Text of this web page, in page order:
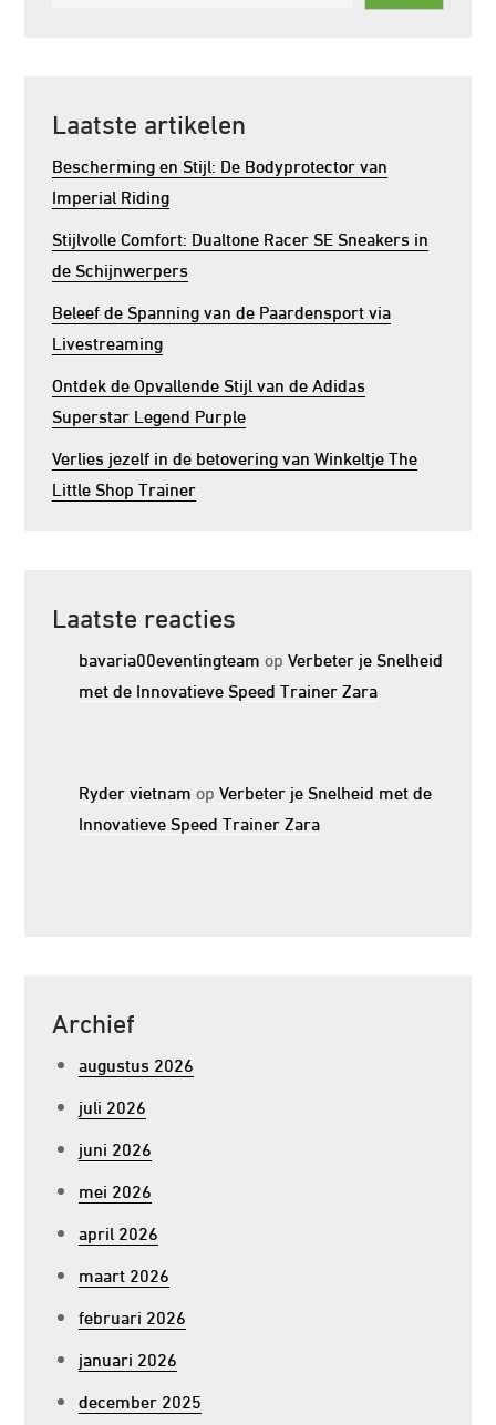
Laatste artikelen
Bescherming en Stijl: De Bodyprotector van
Imperial Riding
Stijlvolle Comfort: Dualtone Racer SE Sneakers in
de Schijnwerpers
Beleef de Spanning van de Paardensport via
Livestreaming
Ontdek de Opvallende Stijl van de Adidas
Superstar Legend Purple
Verlies jezelf in de betovering van Winkeltje The
Little Shop Trainer
Laatste reacties
bavaria00eventingteam opVerbeter je Snelheid
met de Innovatieve Speed Trainer Zara
Ryder vietnam opVerbeter je Snelheid met de
Innovatieve Speed Trainer Zara
Archief
augustus 2026
juli 2026
juni 2026
mei 2026
april 2026
maart 2026
februari 2026
januari 2026
december 2025